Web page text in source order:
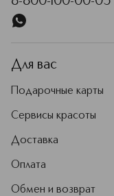
Для вас
Подарочные карты
Сервисы красоты
Доставка
Оплата
Обмен и возврат